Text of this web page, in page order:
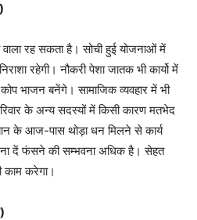
रह सकता है। सोची हुई योजनाओं में
रहेगी। नौकरी पेशा जातक भी कार्यो में
भाजन बनेंगे। सामाजिक व्यवहार में भी
के अन्य सदस्यों में किसी कारण मतभेद
के आज-पास थोड़ा धन मिलने से कार्य
दें फंसने की सम्भवना अधिक है। सेहत
काम करेगा।